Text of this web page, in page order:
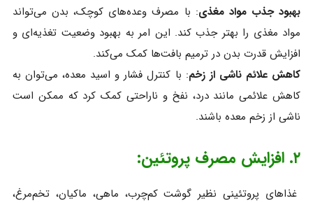
بهبود جذب مواد مغذی: با مصرف وعده‌های کوچک، بدن می‌تواند
مواد مغذی را بهتر جذب کند. این امر به بهبود وضعیت تغذیه‌ای و
افزایش قدرت بدن در ترمیم بافت‌ها کمک می‌کند.
کاهش علائم ناشی از زخم: با کنترل فشار و اسید معده، می‌توان به
کاهش علائمی مانند درد، نفخ و ناراحتی کمک کرد که ممکن است
ناشی از زخم معده باشند.
۲. افزایش مصرف پروتئین:
غذاهای پروتئینی نظیر گوشت کم‌چرب، ماهی، ماکیان، تخم‌مرغ،